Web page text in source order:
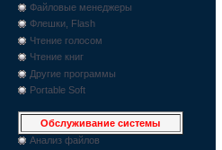
Файловые менеджеры
Флешки, Flash
Чтение голосом
Чтение книг
Другие программы
Portable Soft
Обслуживание системы
Анализ файлов